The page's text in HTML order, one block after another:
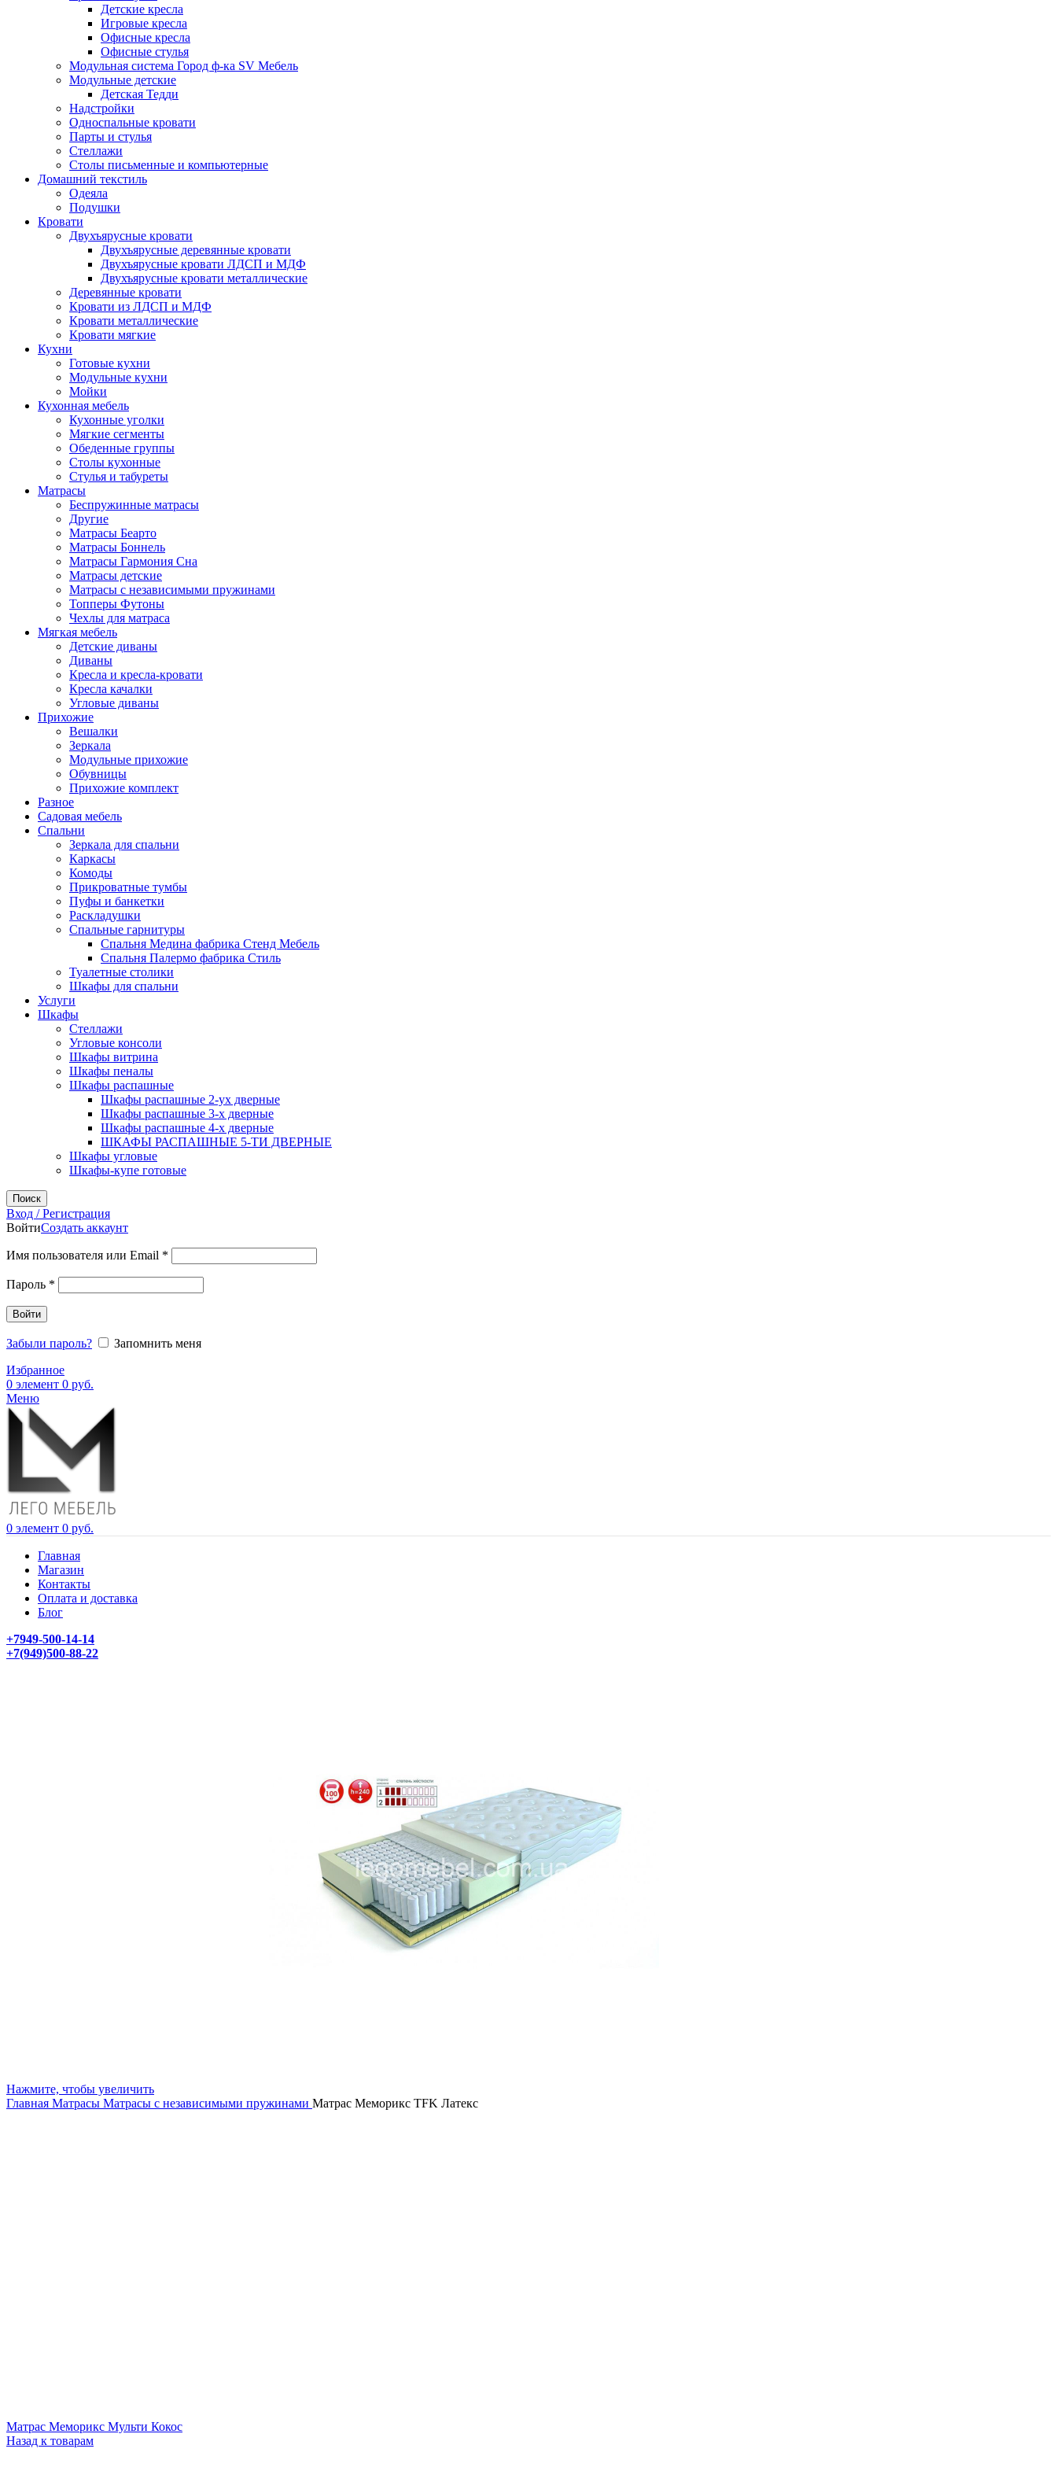
Детские кресла
Игровые кресла
Офисные кресла
Офисные стулья
Модульная система Город ф-ка SV Мебель
Модульные детские
Детская Тедди
Надстройки
Односпальные кровати
Парты и стулья
Стеллажи
Столы письменные и компьютерные
Домашний текстиль
Одеяла
Подушки
Кровати
Двухъярусные кровати
Двухъярусные деревянные кровати
Двухъярусные кровати ЛДСП и МДФ
Двухъярусные кровати металлические
Деревянные кровати
Кровати из ЛДСП и МДФ
Кровати металлические
Кровати мягкие
Кухни
Готовые кухни
Модульные кухни
Мойки
Кухонная мебель
Кухонные уголки
Мягкие сегменты
Обеденные группы
Столы кухонные
Стулья и табуреты
Матрасы
Беспружинные матрасы
Другие
Матрасы Беарто
Матрасы Боннель
Матрасы Гармония Сна
Матрасы детские
Матрасы с независимыми пружинами
Топперы Футоны
Чехлы для матраса
Мягкая мебель
Детские диваны
Диваны
Кресла и кресла-кровати
Кресла качалки
Угловые диваны
Прихожие
Вешалки
Зеркала
Модульные прихожие
Обувницы
Прихожие комплект
Разное
Садовая мебель
Спальни
Зеркала для спальни
Каркасы
Комоды
Прикроватные тумбы
Пуфы и банкетки
Раскладушки
Спальные гарнитуры
Спальня Медина фабрика Стенд Мебель
Спальня Палермо фабрика Стиль
Туалетные столики
Шкафы для спальни
Услуги
Шкафы
Стеллажи
Угловые консоли
Шкафы витрина
Шкафы пеналы
Шкафы распашные
Шкафы распашные 2-ух дверные
Шкафы распашные 3-х дверные
Шкафы распашные 4-х дверные
ШКАФЫ РАСПАШНЫЕ 5-ТИ ДВЕРНЫЕ
Шкафы угловые
Шкафы-купе готовые
Поиск
Вход / Регистрация
ВойтиСоздать аккаунт
Имя пользователя или Email *
Пароль *
Войти
Забыли пароль?
Запомнить меня
Избранное
0 элемент 0 руб.
Меню
0 элемент 0 руб.
Главная
Магазин
Контакты
Оплата и доставка
Блог
+7949-500-14-14
+7(949)500-88-22
Нажмите, чтобы увеличить
Главная Матрасы Матрасы с независимыми пружинами Матрас Меморикс TFK Латекс
Матрас Меморикс Мульти Кокос
Назад к товарам